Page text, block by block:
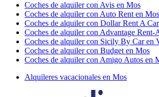
Coches de alquiler con Avis en Mos
Coches de alquiler con Auto Rent en Mos
Coches de alquiler con Dollar Rent A
Coches de alquiler con Advantage Rent-
Coches de alquiler con Sicily By Car en
Coches de alquiler con Budget en Mos
Coches de alquiler con Amigo Autos en
Alquileres vacacionales en Mos